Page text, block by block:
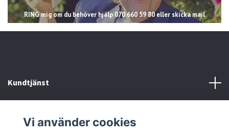
RING mig om du behöver hjälp 070 660 59 80 eller skicka mail
Kundtjänst
Vi använder cookies